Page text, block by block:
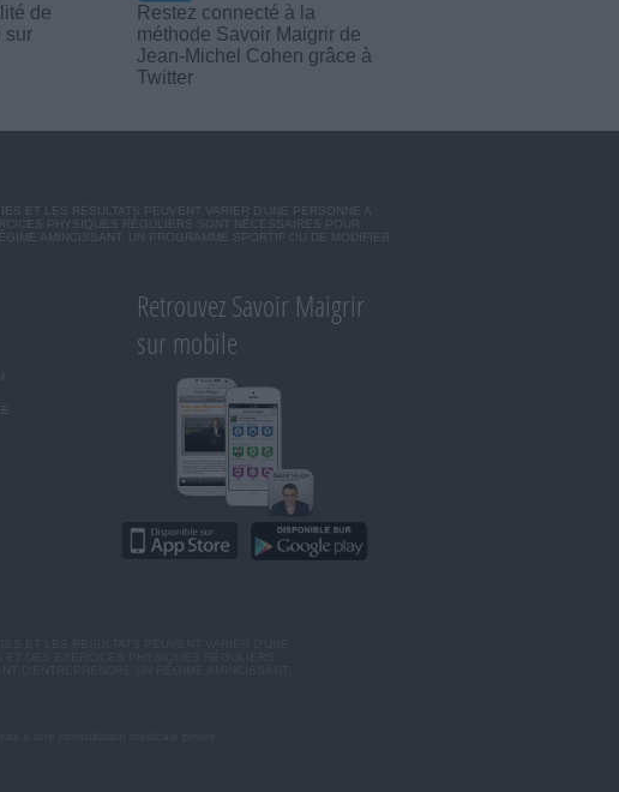
de
sur
Restez connecté à la
méthode Savoir Maigrir de
Jean-Michel Cohen grâce à
Twitter
ET LES RÉSULTATS PEUVENT VARIER D'UNE PERSONNE A
PHYSIQUES RÉGULIERS SONT NÉCESSAIRES POUR
AMINCISSANT, UN PROGRAMME SPORTIF OU DE MODIFIER
Retrouvez Savoir Maigrir
sur mobile